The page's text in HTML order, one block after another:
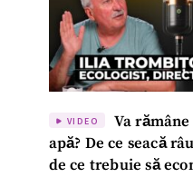
VIDEO
Va
apă? De ce seacă
de ce trebuie să